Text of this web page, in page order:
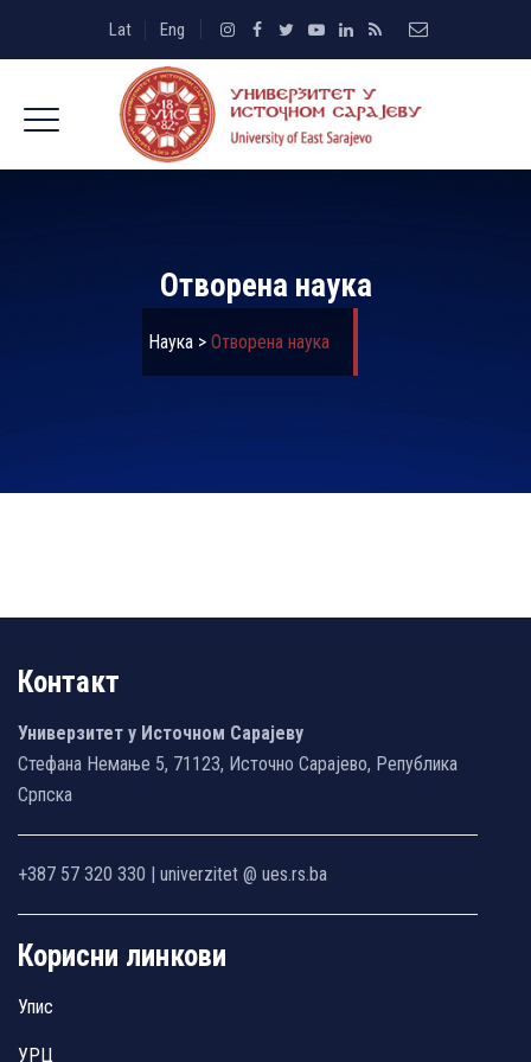
Lat Eng
Отворена наука
Наука> Отворена наука
Контакт
Универзитет у Источном Сарајеву
Стефана Немање 5, 71123, Источно Сарајево, Република
Српска
+387 57 320 330 | univerzitet @ ues.rs.ba
Корисни линкови
Упис
УРЦ